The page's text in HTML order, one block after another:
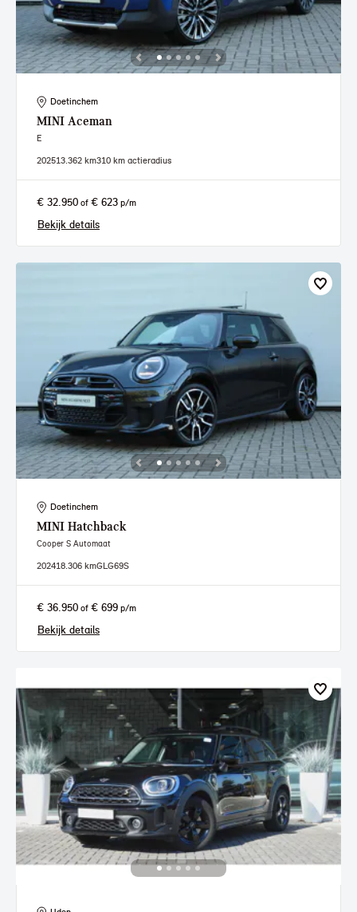
Doetinchem
MINI Aceman
E
202513.362 km310 km actieradius
€ 32.950 of € 623 p/m
Bekijk details
Doetinchem
MINI Hatchback
Cooper S Automaat
202418.306 kmGLG69S
€ 36.950 of € 699 p/m
Bekijk details